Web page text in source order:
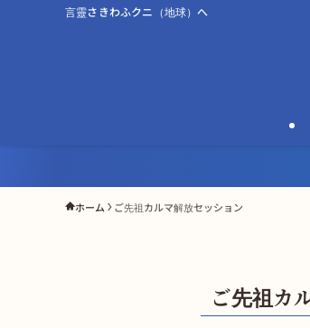
言靈さきわふクニ（地球）へ
ホーム ご先祖カルマ解放セッション
ご先祖カ